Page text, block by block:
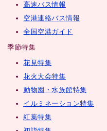
高速バス情報
空港連絡バス情報
全国空港ガイド
季節特集
花見特集
花火大会特集
動物園・水族館特集
イルミネーション特集
紅葉特集